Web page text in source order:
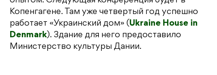
Копенгагене. Там уже четвертый год успешно
работает «Украинский дом» (Ukraine House in
Denmark). Здание для него предоставило
Министерство культуры Дании.